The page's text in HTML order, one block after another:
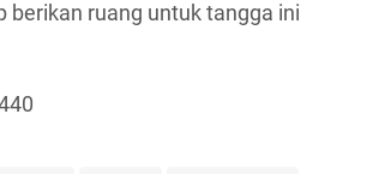
berikan ruang untuk tangga ini